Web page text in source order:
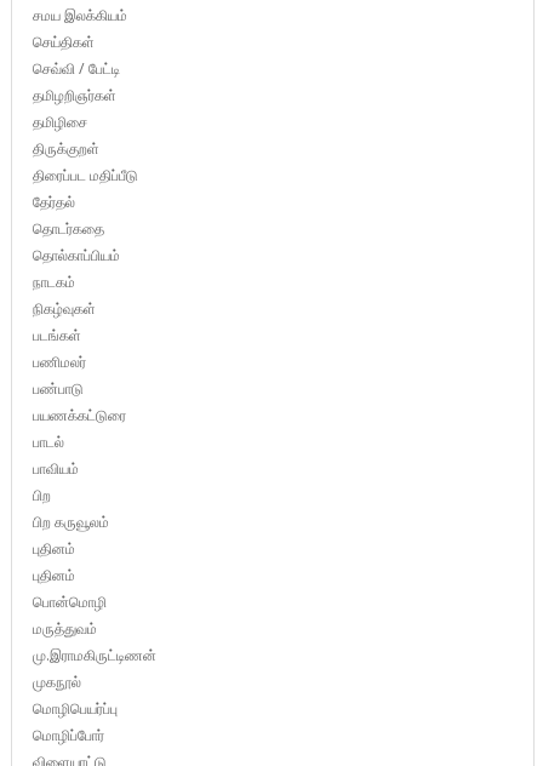
சமய இலக்கியம்
செய்திகள்
செவ்வி / பேட்டி
தமிழறிஞர்கள்
தமிழிசை
திருக்குறள்
திரைப்பட மதிப்பீடு
தேர்தல்
தொடர்கதை
தொல்காப்பியம்
நாடகம்
நிகழ்வுகள்
படங்கள்
பணிமலர்
பண்பாடு
பயணக்கட்டுரை
பாடல்
பாவியம்
பிற
பிற கருவூலம்
புதினம்
புதினம்
பொன்மொழி
மருத்துவம்
மு.இராமகிருட்டிணன்
முகநூல்
மொழிபெயர்ப்பு
மொழிப்போர்
விளையாட்டு